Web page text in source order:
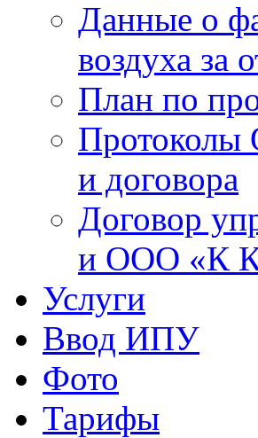
Данные о
воздуха за
План по
Протоколы
и договора
Договор
и ООО «К
Услуги
Ввод ИПУ
Фото
Тарифы